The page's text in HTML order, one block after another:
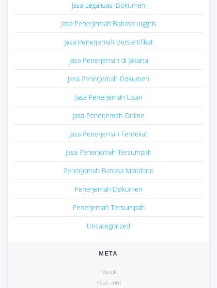
Jasa Legalisasi Dokumen
Jasa Penerjemah Bahasa Inggris
Jasa Penerjemah Bersertifikat
Jasa Penerjemah di Jakarta
Jasa Penerjemah Dokumen
Jasa Penerjemah Lisan
Jasa Penerjemah Online
Jasa Penerjemah Terdekat
Jasa Penerjemah Tersumpah
Penerjemah Bahasa Mandarin
Penerjemah Dokumen
Penerjemah Tersumpah
Uncategorized
META
Masuk
Feed entri